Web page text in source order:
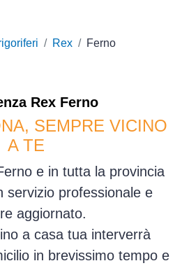
Rex Ferno
RexFerno
SEMPRE VICINO
A TE
e in tutta la provincia
servizio professionale e
aggiornato.
a casa tua interverrà
in brevissimo tempo e